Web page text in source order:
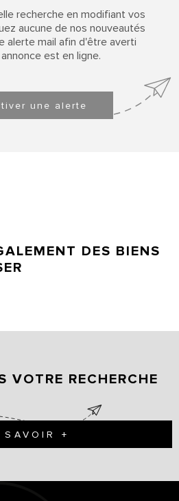
CONTACT
ACCUEIL
recherche en modifiant vos
aucune de nos nouveautés
alerte mail afin d'être averti
est en ligne.
une alerte
DES BIENS
VOTRE RECHERCHE
SAVOIR +
Pièces
PIÈCESRECHERCHER